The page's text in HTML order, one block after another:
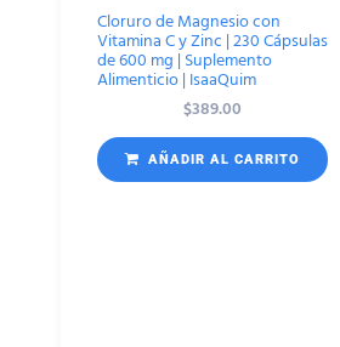
Cloruro de Magnesio con
Vitamina C y Zinc | 230 Cápsulas
de 600 mg | Suplemento
Alimenticio | IsaaQuim
$389.00
AÑADIR AL CARRITO